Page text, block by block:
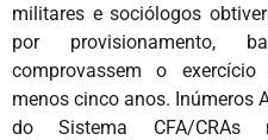
militares e sociólogos
por provisionamento,
comprovassem o
menos cinco anos. Inúmeros
do Sistema CFA/